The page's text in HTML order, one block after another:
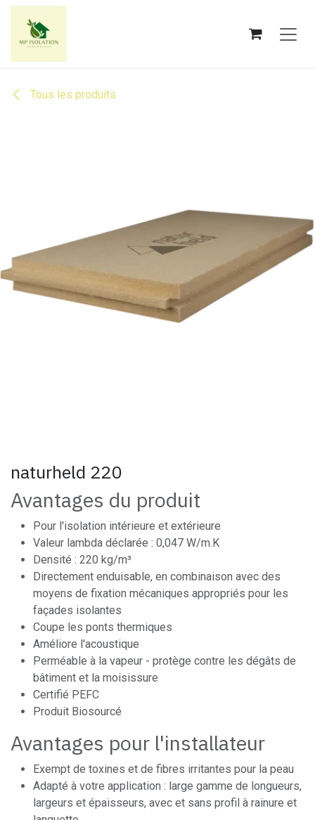
Se rendre au contenu
Tous les produits
naturheld 220
Avantages du produit
Pour l'isolation intérieure et extérieure
Valeur lambda déclarée : 0,047 W/m.K
Densité : 220 kg/m³
Directement enduisable, en combinaison avec des
moyens de fixation mécaniques appropriés pour les
façades isolantes
Coupe les ponts thermiques
Améliore l'acoustique
Perméable à la vapeur - protège contre les dégâts de
bâtiment et la moisissure
Certifié PEFC
Produit Biosourcé
Avantages pour l'installateur
Exempt de toxines et de fibres irritantes pour la peau
Adapté à votre application : large gamme de longueurs,
largeurs et épaisseurs, avec et sans profil à rainure et